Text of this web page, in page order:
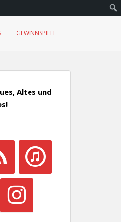
GEWINNSPIELE
Altes und